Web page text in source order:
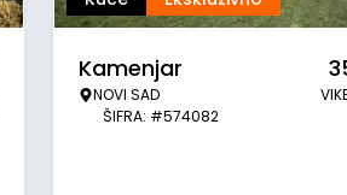
Kamenjar
NOVI SAD
ŠIFRA: #574082